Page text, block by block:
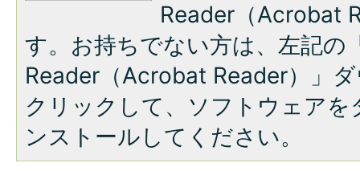
Reader（Acrobat
す。お持ちでない方は、左記の
Reader（Acrobat Reader）」
クリックして、ソフトウェア
ンストールしてください。